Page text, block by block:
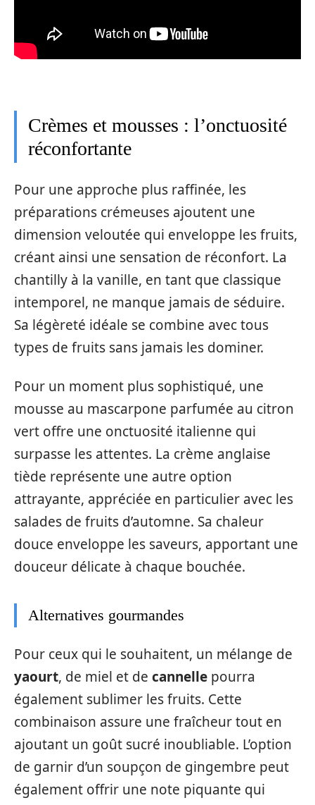
Crèmes et mousses : l’onctuosité
réconfortante
Pour une approche plus raffinée, les
préparations crémeuses ajoutent une
dimension veloutée qui enveloppe les fruits,
créant ainsi une sensation de réconfort. La
chantilly à la vanille, en tant que classique
intemporel, ne manque jamais de séduire.
Sa légèreté idéale se combine avec tous
types de fruits sans jamais les dominer.
Pour un moment plus sophistiqué, une
mousse au mascarpone parfumée au citron
vert offre une onctuosité italienne qui
surpasse les attentes. La crème anglaise
tiède représente une autre option
attrayante, appréciée en particulier avec les
salades de fruits d’automne. Sa chaleur
douce enveloppe les saveurs, apportant une
douceur délicate à chaque bouchée.
Alternatives gourmandes
Pour ceux qui le souhaitent, un mélange de
yaourt, de miel et de cannelle pourra
également sublimer les fruits. Cette
combinaison assure une fraîcheur tout en
ajoutant un goût sucré inoubliable. L’option
de garnir d’un soupçon de gingembre peut
également offrir une note piquante qui